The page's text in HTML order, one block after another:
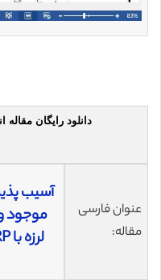
دانلود رایگان
عنوان فارسی
مقاله:
آسیب
موجود